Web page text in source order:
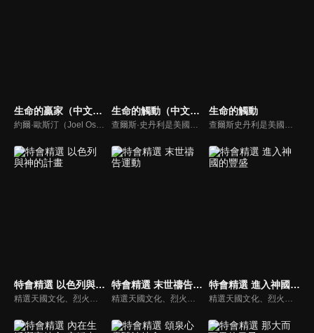
生命的贏家（中文配音）
約爾·歐斯汀（Joel Osteen）綽號是「微笑的傳道者」，是美國的宣教士、電視佈道家和作家，他在美國最大的基督教會湖木教會擔任主任牧師。2004年，他的第一本書「活出美好」，首次出版就登上紐約時報暢銷書的榜首，這本書在紐約時報暢銷200多週。
生命的觸動（中文配音）
查爾斯·史丹利是美國第一浸信會的主任牧師，也是In Touch Ministries的創始人，也是紐約時報暢銷書作家。
生命的觸動
查爾斯史丹利是美國第一浸信會的榮譽牧師，也是In Touch Ministries（生命的觸動）的創始人，更是紐約時報暢銷書作家。
特會精選 以色列與神的計畫
精選天國文化、烈火特會、超自然大能與使徒性教會等特會，幫助我們更加明白神的心意，好讓我們的生命能走在神的道路上進入命定。
特會精選 末世禱告運動
精選天國文化、烈火特會、超自然大能與使徒性教會等特會，幫助我們更加明白神的心意，好讓我們的生命能走在神的道路上進入命定。
特會精選 進入神國的豐盛
精選天國文化、烈火特會、超自然大能與使徒性教會等特會，幫助我們更加明白神的心意，好讓我們的生命能走在神的道路上進入命定。